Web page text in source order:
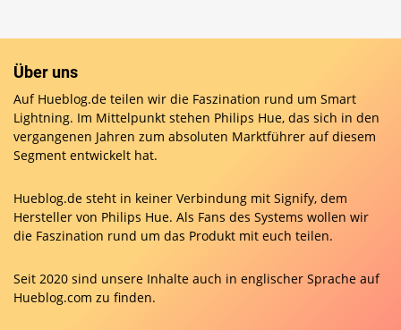
Über uns
Auf Hueblog.de teilen wir die Faszination rund um Smart
Lightning. Im Mittelpunkt stehen Philips Hue, das sich in den
vergangenen Jahren zum absoluten Marktführer auf diesem
Segment entwickelt hat.
Hueblog.de steht in keiner Verbindung mit Signify, dem
Hersteller von Philips Hue. Als Fans des Systems wollen wir
die Faszination rund um das Produkt mit euch teilen.
Seit 2020 sind unsere Inhalte auch in englischer Sprache auf
Hueblog.com zu finden.